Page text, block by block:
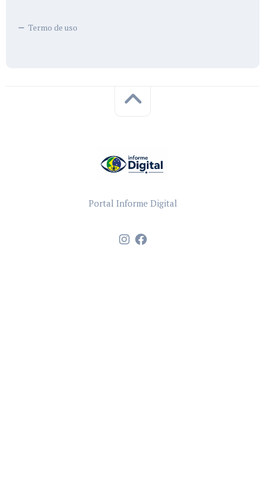
Termo de uso
Portal Informe Digital